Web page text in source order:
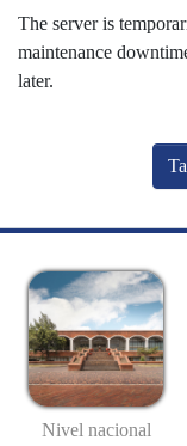
The server is
maintenance
later.
Nivel nacional